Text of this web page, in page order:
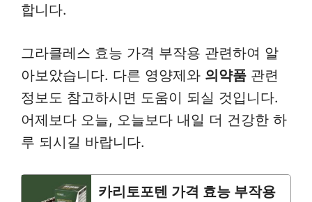
합니다.
그라클레스 효능 가격 부작용 관련하여 알
아보았습니다. 다른 영양제와 의약품 관련
정보도 참고하시면 도움이 되실 것입니다.
어제보다 오늘, 오늘보다 내일 더 건강한 하
루 되시길 바랍니다.
카리토포텐 가격 효능 부작용